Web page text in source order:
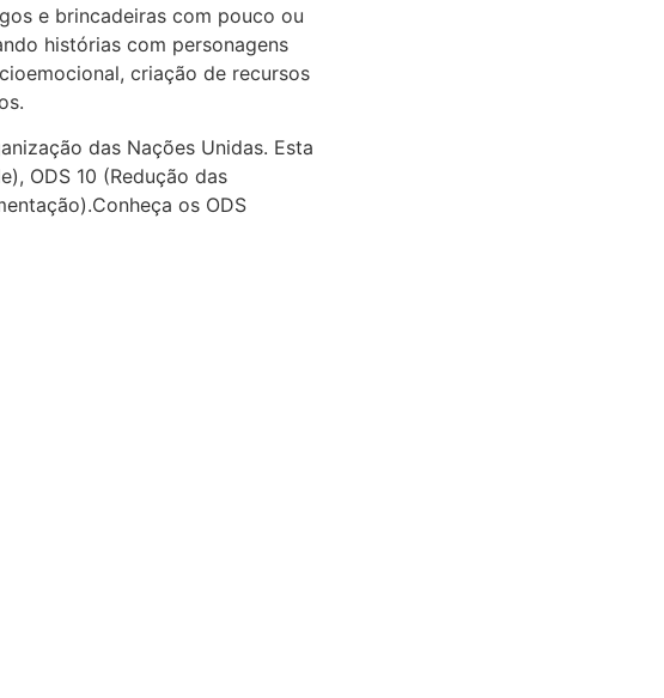
e brincadeiras com pouco ou
histórias com personagens
criação de recursos
das Nações Unidas. Esta
ODS 10 (Redução das
os ODS